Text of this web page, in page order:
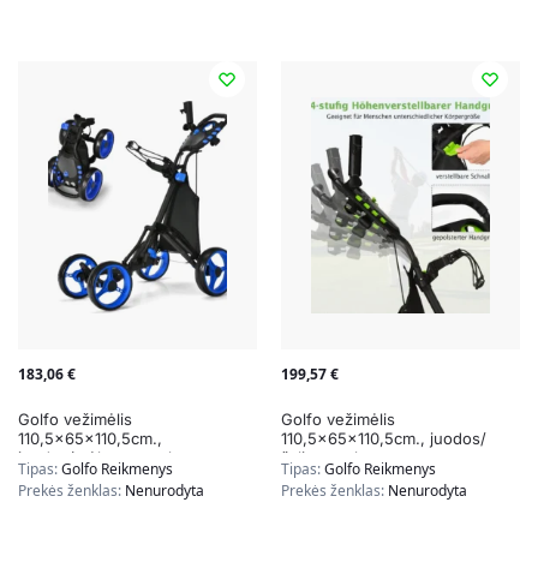
183,06€
Golfo vežimėlis
110,5x65x110,5cm.,
juodos/mėlynos spalvos
Tipas:Golfo Reikmenys
Prekės ženklas: Nenurodyta
199,57€
Golfo vežimėlis
110,5x65x110,5cm., juodos/
žalios spalvos
Tipas:Golfo Reikmenys
Prekės ženklas: Nenurodyta